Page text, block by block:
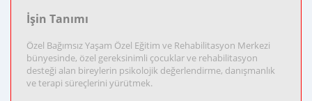
İşin Tanımı
Özel Bağımsız Yaşam Özel Eğitim ve Rehabilitasyon Merkezi
bünyesinde, özel gereksinimli çocuklar ve rehabilitasyon
desteği alan bireylerin psikolojik değerlendirme, danışmanlık
ve terapi süreçlerini yürütmek.